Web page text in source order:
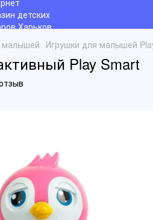
малышей Игрушки для малышей
Play Smart